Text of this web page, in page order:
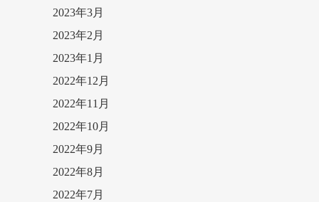
2023年3月
2023年2月
2023年1月
2022年12月
2022年11月
2022年10月
2022年9月
2022年8月
2022年7月